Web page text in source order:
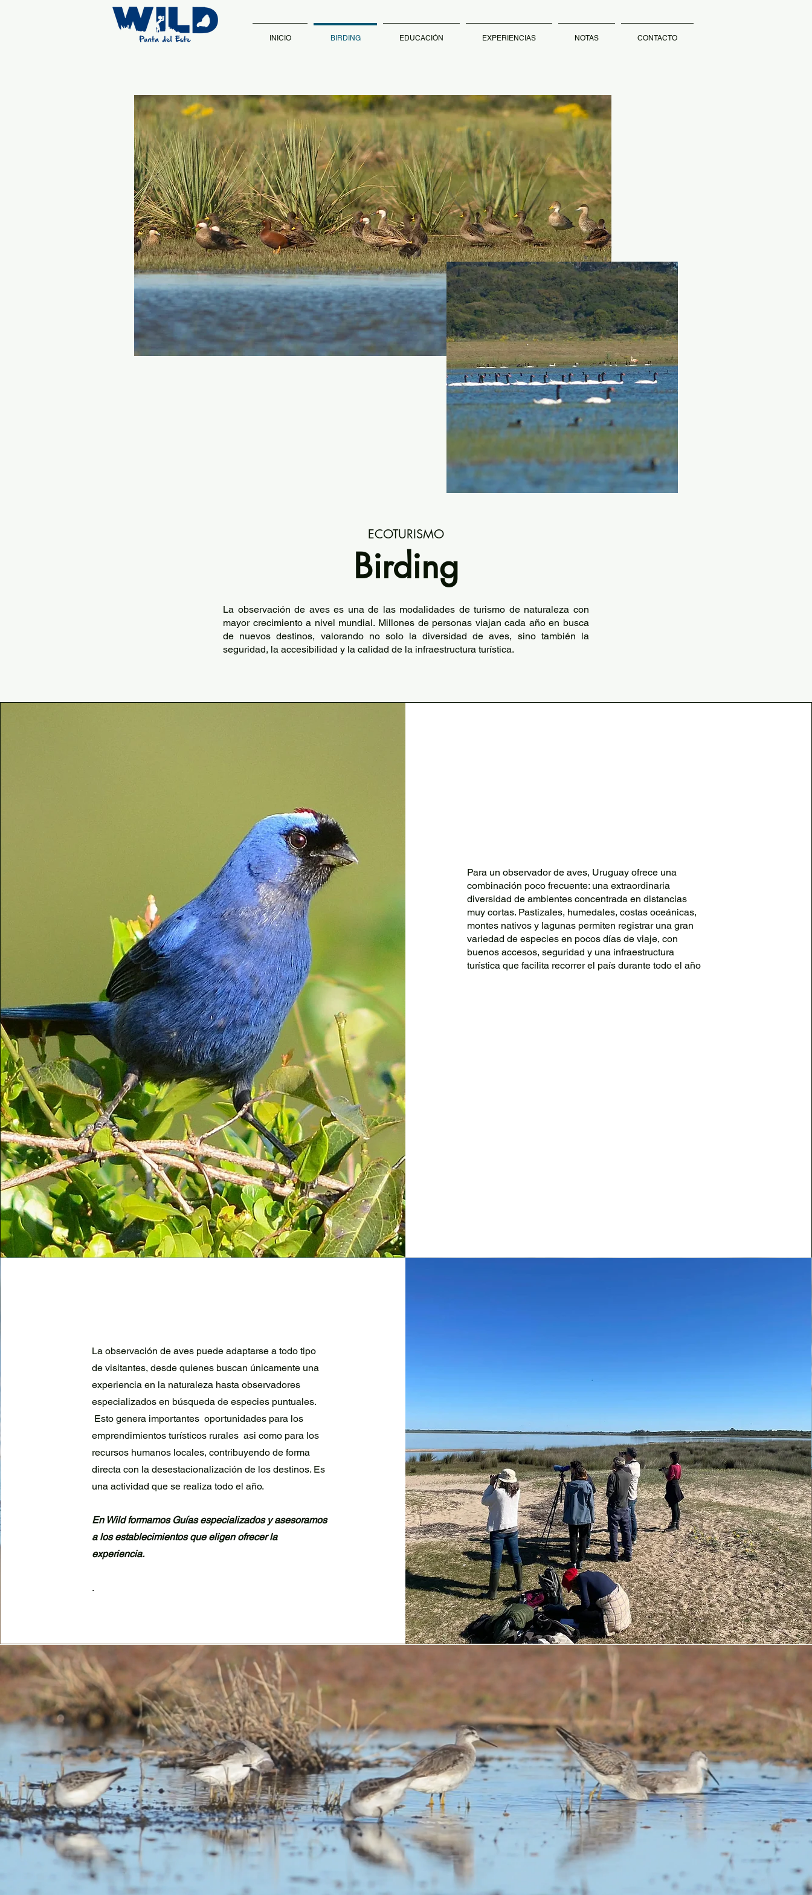
INICIO BIRDING EDUCACIÓN EXPERIENCIAS NOTAS CONTACTO
ECOTURISMO
Birding
La observación de aves es una de las modalidades de turismo de naturaleza con
mayor crecimiento a nivel mundial. Millones de personas viajan cada año en busca
de nuevos destinos, valorando no solo la diversidad de aves, sino también la
seguridad, la accesibilidad y la calidad de la infraestructura turística.
Para un observador de aves, Uruguay ofrece una
combinación poco frecuente: una extraordinaria
diversidad de ambientes concentrada en distancias
muy cortas. Pastizales, humedales, costas oceánicas,
montes nativos y lagunas permiten registrar una gran
variedad de especies en pocos días de viaje, con
buenos accesos, seguridad y una infraestructura
turística que facilita recorrer el país durante todo el año
La observación de aves puede adaptarse a todo tipo
de visitantes, desde quienes buscan únicamente una
experiencia en la naturaleza hasta observadores
especializados en búsqueda de especies puntuales.
Esto genera importantes oportunidades para los
emprendimientos turísticos rurales asi como para los
recursos humanos locales, contribuyendo de forma
directa con la desestacionalización de los destinos. Es
una actividad que se realiza todo el año.
En Wild formamos Guías especializados y asesoramos
a los establecimientos que eligen ofrecer la
experiencia.
.